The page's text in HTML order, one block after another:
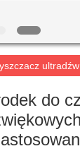
do